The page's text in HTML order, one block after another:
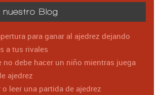
Blog
para ganar al ajedrez dejando
a tus rivales
no debe hacer un niño mientras juega
ajedrez
leer una partida de ajedrez